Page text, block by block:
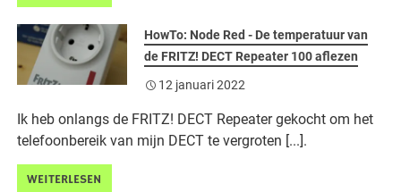
HowTo: Node Red - De temperatuur van
de FRITZ! DECT Repeater 100 aflezen
12 januari 2022
Ik heb onlangs de FRITZ! DECT Repeater gekocht om het
telefoonbereik van mijn DECT te vergroten [...].
WEITERLESEN